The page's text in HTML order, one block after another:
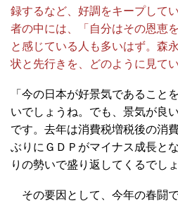
録するなど、好調をキープして
者の中には、「自分はその恩恵
と感じている人も多いはず。森
状と先行きを、どのように見て
「今の日本が好景気であること
いでしょうね。でも、景気が良
です。去年は消費税増税後の消
ぶりにＧＤＰがマイナス成長と
りの勢いで盛り返してくるでしょ
その要因として、今年の春闘